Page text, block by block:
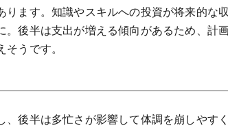
ます。知識やスキルへの投資が将来的な収
後半は支出が増える傾向があるため、計
うです。
後半は多忙さが影響して体調を崩しやすく